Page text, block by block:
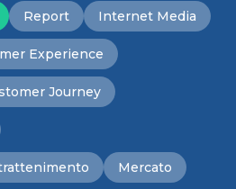
Report Internet Media
Experience
Journey
Mercato